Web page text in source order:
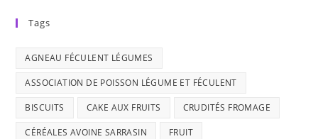
Tags
AGNEAU FÉCULENT LÉGUMES
ASSOCIATION DE POISSON LÉGUME ET FÉCULENT
BISCUITS CAKE AUX FRUITS CRUDITÉS FROMAGE
CÉRÉALES AVOINE SARRASIN FRUIT